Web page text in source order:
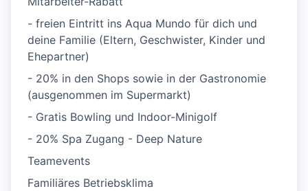
- freien Eintritt ins Aqua Mundo für dich und
deine Familie (Eltern, Geschwister, Kinder und
Ehepartner)
- 20% in den Shops sowie in der Gastronomie
(ausgenommen im Supermarkt)
- Gratis Bowling und Indoor-Minigolf
- 20% Spa Zugang - Deep Nature
Teamevents
Familiäres Betriebsklima